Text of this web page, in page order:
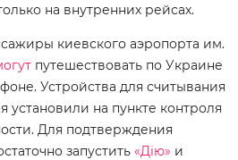
на внутренних рейсах.
киевского аэропорта им.
путешествовать по Украине
Устройства для считывания
установили на пункте контроля
Для подтверждения
запустить «Дію» и